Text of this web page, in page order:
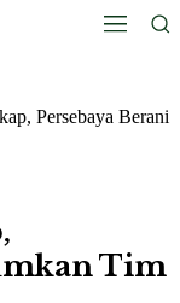
Persebaya Berani
Tim